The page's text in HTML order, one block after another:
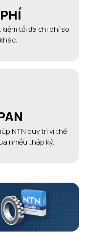
tối đa chi phí so
NTN duy trì vị thế
nhiều thập kỷ.